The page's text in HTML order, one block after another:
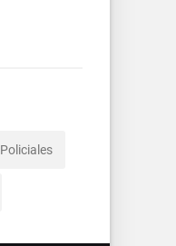
Policiales